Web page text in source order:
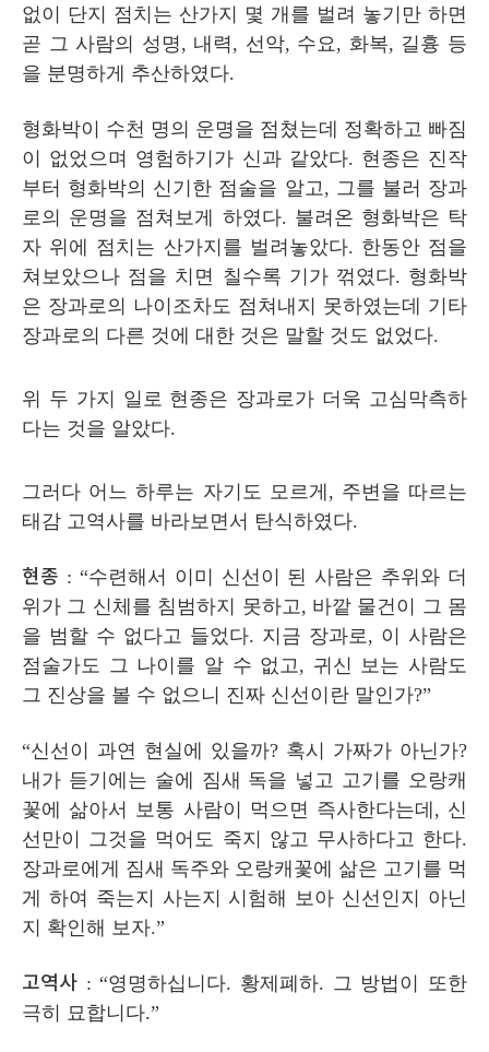
없이 단지 점치는 산가지 몇 개를 벌려 놓기만 하면
곧 그 사람의 성명, 내력, 선악, 수요, 화복, 길흉 등
을 분명하게 추산하였다.
형화박이 수천 명의 운명을 점쳤는데 정확하고 빠짐
이 없었으며 영험하기가 신과 같았다. 현종은 진작
부터 형화박의 신기한 점술을 알고, 그를 불러 장과
로의 운명을 점쳐보게 하였다. 불려온 형화박은 탁
자 위에 점치는 산가지를 벌려놓았다. 한동안 점을
쳐보았으나 점을 치면 칠수록 기가 꺾였다. 형화박
은 장과로의 나이조차도 점쳐내지 못하였는데 기타
장과로의 다른 것에 대한 것은 말할 것도 없었다.
위 두 가지 일로 현종은 장과로가 더욱 고심막측하
다는 것을 알았다.
그러다 어느 하루는 자기도 모르게 , 주변을 따르는
태감 고역사를 바라보면서 탄식하였다.
현종 : “수련해서 이미 신선이 된 사람은 추위와 더
위가 그 신체를 침범하지 못하고, 바깥 물건이 그 몸
을 범할 수 없다고 들었다. 지금 장과로, 이 사람은
점술가도 그 나이를 알 수 없고, 귀신 보는 사람도
그 진상을 볼 수 없으니 진짜 신선이란 말인가?”
“신선이 과연 현실에 있을까? 혹시 가짜가 아닌가?
내가 듣기에는 술에 짐새 독을 넣고 고기를 오랑캐
꽃에 삶아서 보통 사람이 먹으면 즉사한다는데 , 신
선만이 그것을 먹어도 죽지 않고 무사하다고 한다.
장과로에게 짐새 독주와 오랑캐꽃에 삶은 고기를 먹
게 하여 죽는지 사는지 시험해 보아 신선인지 아닌
지 확인해 보자.”
고역사 : “영명하십니다. 황제폐하. 그 방법이 또한
극히 묘합니다.”